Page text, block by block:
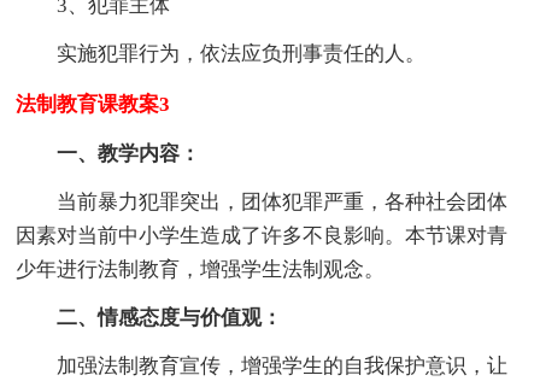
3、犯罪主体
实施犯罪行为，依法应负刑事责任的人。
法制教育课教案3
一、教学内容：
当前暴力犯罪突出，团体犯罪严重，各种社会团体
因素对当前中小学生造成了许多不良影响。本节课对青
少年进行法制教育，增强学生法制观念。
二、情感态度与价值观：
加强法制教育宣传，增强学生的自我保护意识，让